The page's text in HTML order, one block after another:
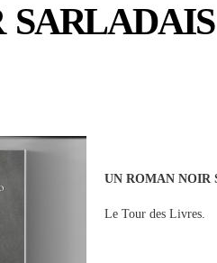
UN ROMAN NOIR
Le Tour des Livres.